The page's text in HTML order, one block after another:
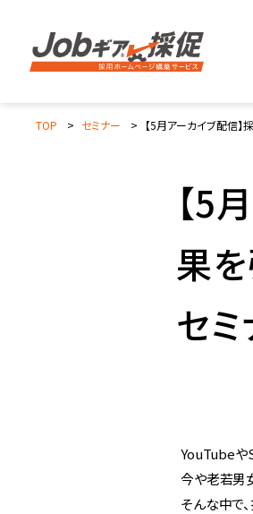
TOP セミナー 【5月アーカイブ配信
【5
果
セミ
YouTubeや
今や老若男
そんな中で